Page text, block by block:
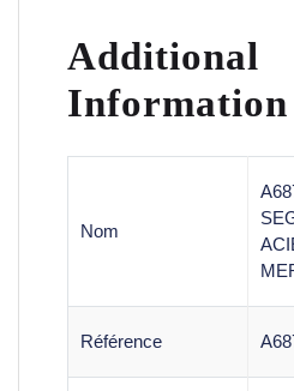
Additional
Information
Nom
Référence